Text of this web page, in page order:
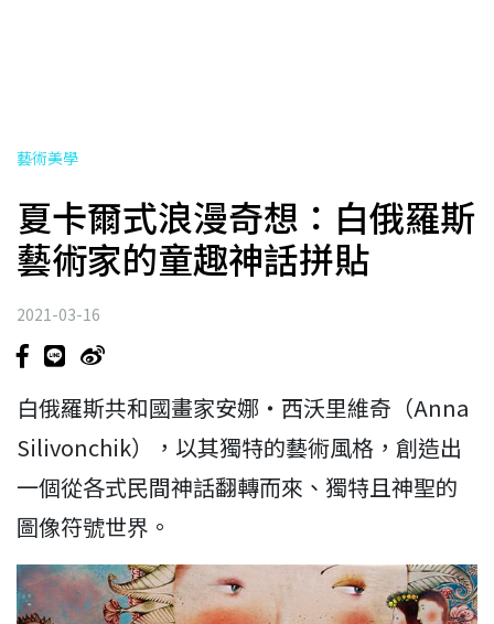
藝術美學
夏卡爾式浪漫奇想：白俄羅斯
藝術家的童趣神話拼貼
2021-03-16
白俄羅斯共和國畫家安娜‧西沃里維奇（Anna
Silivonchik），以其獨特的藝術風格，創造出
一個從各式民間神話翻轉而來、獨特且神聖的
圖像符號世界。